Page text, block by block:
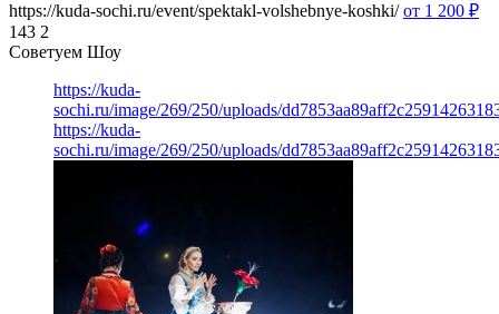
https://kuda-sochi.ru/event/spektakl-volshebnye-koshki/ от 1 200 ₽
143 2
Советуем Шоу
https://kuda-
sochi.ru/image/269/250/uploads/
https://kuda-
sochi.ru/image/269/250/uploads/